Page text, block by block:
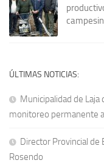
ÚLTIMAS NOTICIAS:
Municipalidad de
monitoreo permanente
Director Provincial de
Rosendo